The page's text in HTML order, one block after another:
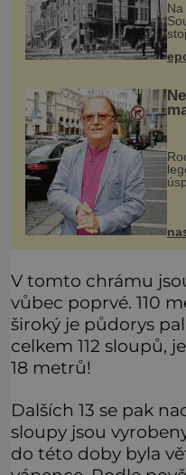
zkoušky.
V tomto chrámu
vůbec poprvé. 110
široký je půdorys
celkem 112 sloupů,
18 metrů!
Dalších 13 se pak
sloupy jsou
do této doby byla